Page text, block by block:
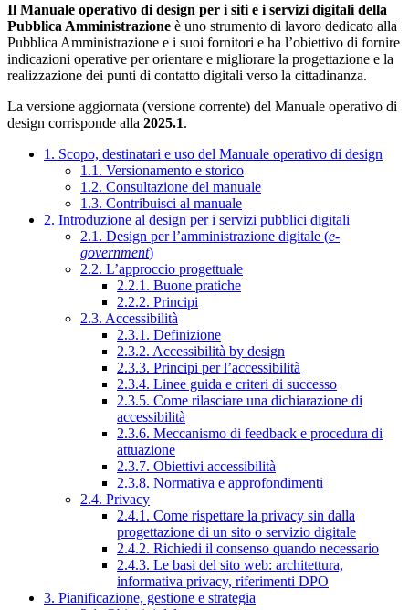
Il Manuale operativo di design per i siti e i servizi digitali della
Pubblica Amministrazione è uno strumento di lavoro dedicato alla
Pubblica Amministrazione e i suoi fornitori e ha l’obiettivo di fornire
indicazioni operative per orientare e migliorare la progettazione e la
realizzazione dei punti di contatto digitali verso la cittadinanza.
La versione aggiornata (versione corrente) del Manuale operativo di
design corrisponde alla 2025.1.
1. Scopo, destinatari e uso del Manuale operativo di design
1.1. Versionamento e storico
1.2. Consultazione del manuale
1.3. Contribuisci al manuale
2. Introduzione al design per i servizi pubblici digitali
2.1. Design per l’amministrazione digitale (e-
government)
2.2. L’approccio progettuale
2.2.1. Buone pratiche
2.2.2. Principi
2.3. Accessibilità
2.3.1. Definizione
2.3.2. Accessibilità by design
2.3.3. Principi per l’accessibilità
2.3.4. Linee guida e criteri di successo
2.3.5. Come rilasciare una dichiarazione di
accessibilità
2.3.6. Meccanismo di feedback e procedura di
attuazione
2.3.7. Obiettivi accessibilità
2.3.8. Normativa e approfondimenti
2.4. Privacy
2.4.1. Come rispettare la privacy sin dalla
progettazione di un sito o servizio digitale
2.4.2. Richiedi il consenso quando necessario
2.4.3. Le basi del sito web: architettura,
informativa privacy, riferimenti DPO
3. Pianificazione, gestione e strategia